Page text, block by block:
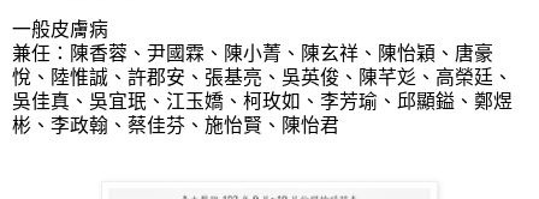
一般皮膚病
兼任：陳香蓉、尹國霖、陳小菁、陳玄祥、陳怡穎、唐豪
悅、陸惟誠、許郡安、張基亮、吳英俊、陳芊彣、高榮廷、
吳佳真、吳宜珉、江玉嬌、柯玫如、李芳瑜、邱顯鎰、鄭煜
彬、李政翰、蔡佳芬、施怡賢、陳怡君